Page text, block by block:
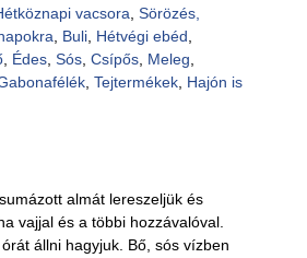
vacsora Sörözés,
Buli, Hétvégi ebéd
, Édes, Sós, Csípős, Meleg
, Tejtermékek, Hajón is
almát lereszeljük és
vajjal és a többi hozzávalóval.
állni hagyjuk. Bő, sós vízben